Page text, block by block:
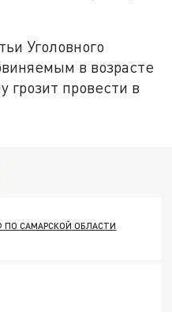
Уголовного
в возрасте
грозит провести в
ПО САМАРСКОЙ ОБЛАСТИ